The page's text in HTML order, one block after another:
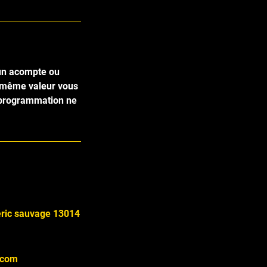
acompte ou
valeur vous
ne
sauvage 13014